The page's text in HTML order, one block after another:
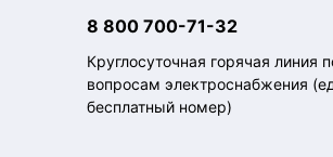
8 800 700-71-32
Круглосуточная горячая линия
вопросам электроснабжения
бесплатный номер)